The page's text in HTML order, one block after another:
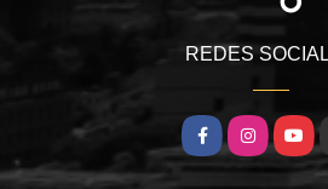
REDES
FacebookInstagram